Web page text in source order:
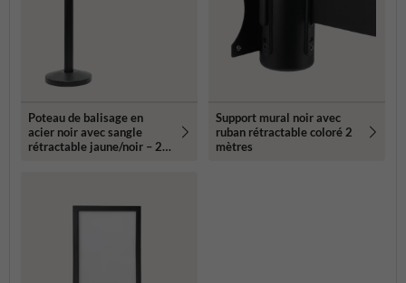
Poteau de balisage en
acier noir avec sangle
rétractable jaune/noir – 2
Support mural noir avec
ruban rétractable coloré 2
mètres